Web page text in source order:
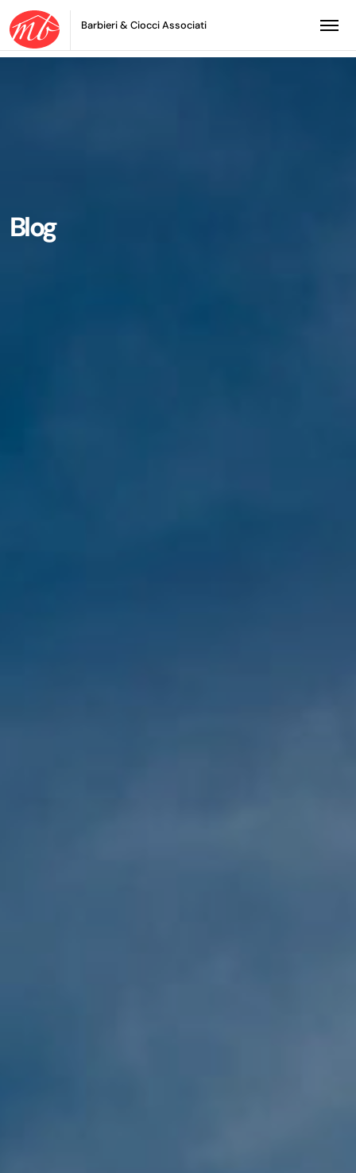
Barbieri & Ciocci Associati
Blog